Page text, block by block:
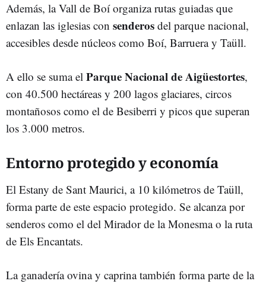
Además, la Vall de Boí organiza rutas guiadas que
enlazan las iglesias con senderos del parque nacional,
accesibles desde núcleos como Boí, Barruera y Taüll.
A ello se suma el Parque Nacional de Aigüestortes,
con 40.500 hectáreas y 200 lagos glaciares, circos
montañosos como el de Besiberri y picos que superan
los 3.000 metros.
Entorno protegido y economía
El Estany de Sant Maurici, a 10 kilómetros de Taüll,
forma parte de este espacio protegido. Se alcanza por
senderos como el del Mirador de la Monesma o la ruta
de Els Encantats.
La ganadería ovina y caprina también forma parte de la